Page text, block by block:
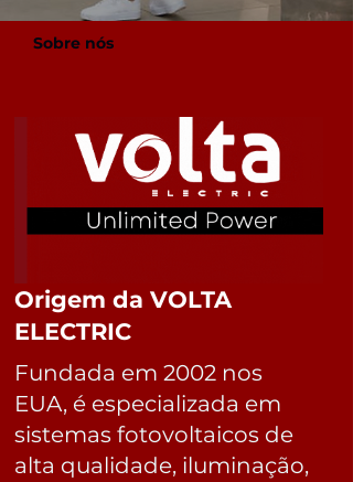
Sobre nós
Origem da VOLTA
ELECTRIC
Fundada em 2002 nos
EUA, é especializada em
sistemas fotovoltaicos de
alta qualidade, iluminação,